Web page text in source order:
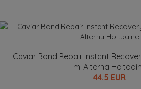
Caviar Bond Repair Instant
ml Alterna
44.5 EUR